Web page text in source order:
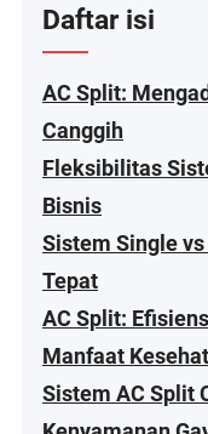
Daftar isi
AC Split:
Canggih
Fleksibilitas
Bisnis
Sistem Single
Tepat
AC Split:
Manfaat
Sistem AC Split